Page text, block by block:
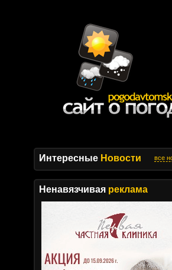
Интересные Новости все
Ненавязчивая реклама